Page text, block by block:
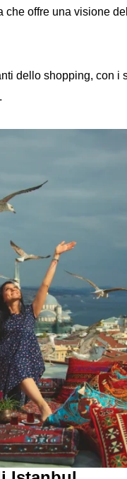
che offre una visione
dello shopping, con